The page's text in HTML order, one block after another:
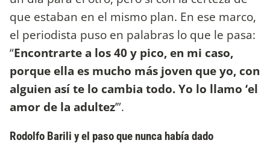
que estaban en el mismo plan. En ese marco,
el periodista puso en palabras lo que le pasa:
“Encontrarte a los 40 y pico, en mi caso,
porque ella es mucho más joven que yo, con
alguien así te lo cambia todo. Yo lo llamo ‘el
amor de la adultez’”.
Rodolfo Barili y el paso que nunca había dado